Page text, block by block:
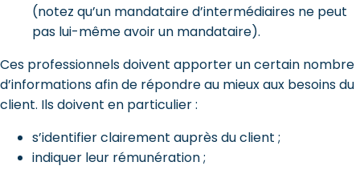
(notez qu’un mandataire d’intermédiaires ne peut
pas lui-même avoir un mandataire).
Ces professionnels doivent apporter un certain nombre
d’informations afin de répondre au mieux aux besoins du
client. Ils doivent en particulier :
s’identifier clairement auprès du client ;
indiquer leur rémunération ;